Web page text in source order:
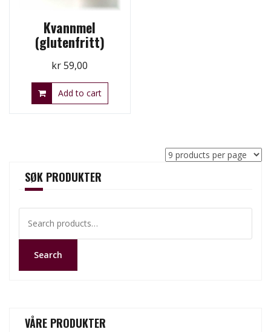
Kvannmel
(glutenfritt)
kr59,00
Add to cart
SØK PRODUKTER
for:
Search
VÅRE PRODUKTER